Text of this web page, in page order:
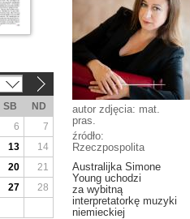
autor zdjęcia: mat.
pras.
źródło:
Rzeczpospolita
Australijka Simone
Young uchodzi
za wybitną
interpretatorkę muzyki
niemieckiej
SB
ND
6
7
13
14
20
21
27
28